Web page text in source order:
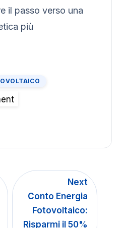
il passo verso una
più
Next
Conto Energia
Fotovoltaico:
Risparmi il 50%